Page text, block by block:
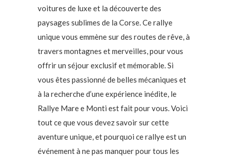
voitures de luxe et la découverte des
paysages sublimes de la Corse. Ce rallye
unique vous emmène sur des routes de rêve, à
travers montagnes et merveilles, pour vous
offrir un séjour exclusif et mémorable. Si
vous êtes passionné de belles mécaniques et
à la recherche d’une expérience inédite, le
Rallye Mare e Monti est fait pour vous. Voici
tout ce que vous devez savoir sur cette
aventure unique, et pourquoi ce rallye est un
événement à ne pas manquer pour tous les